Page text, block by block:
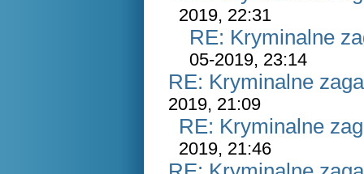
2019, 22:31
RE: Kryminalne
05-2019, 23:14
RE: Kryminalne
2019, 21:09
RE: Kryminalne
2019, 21:46